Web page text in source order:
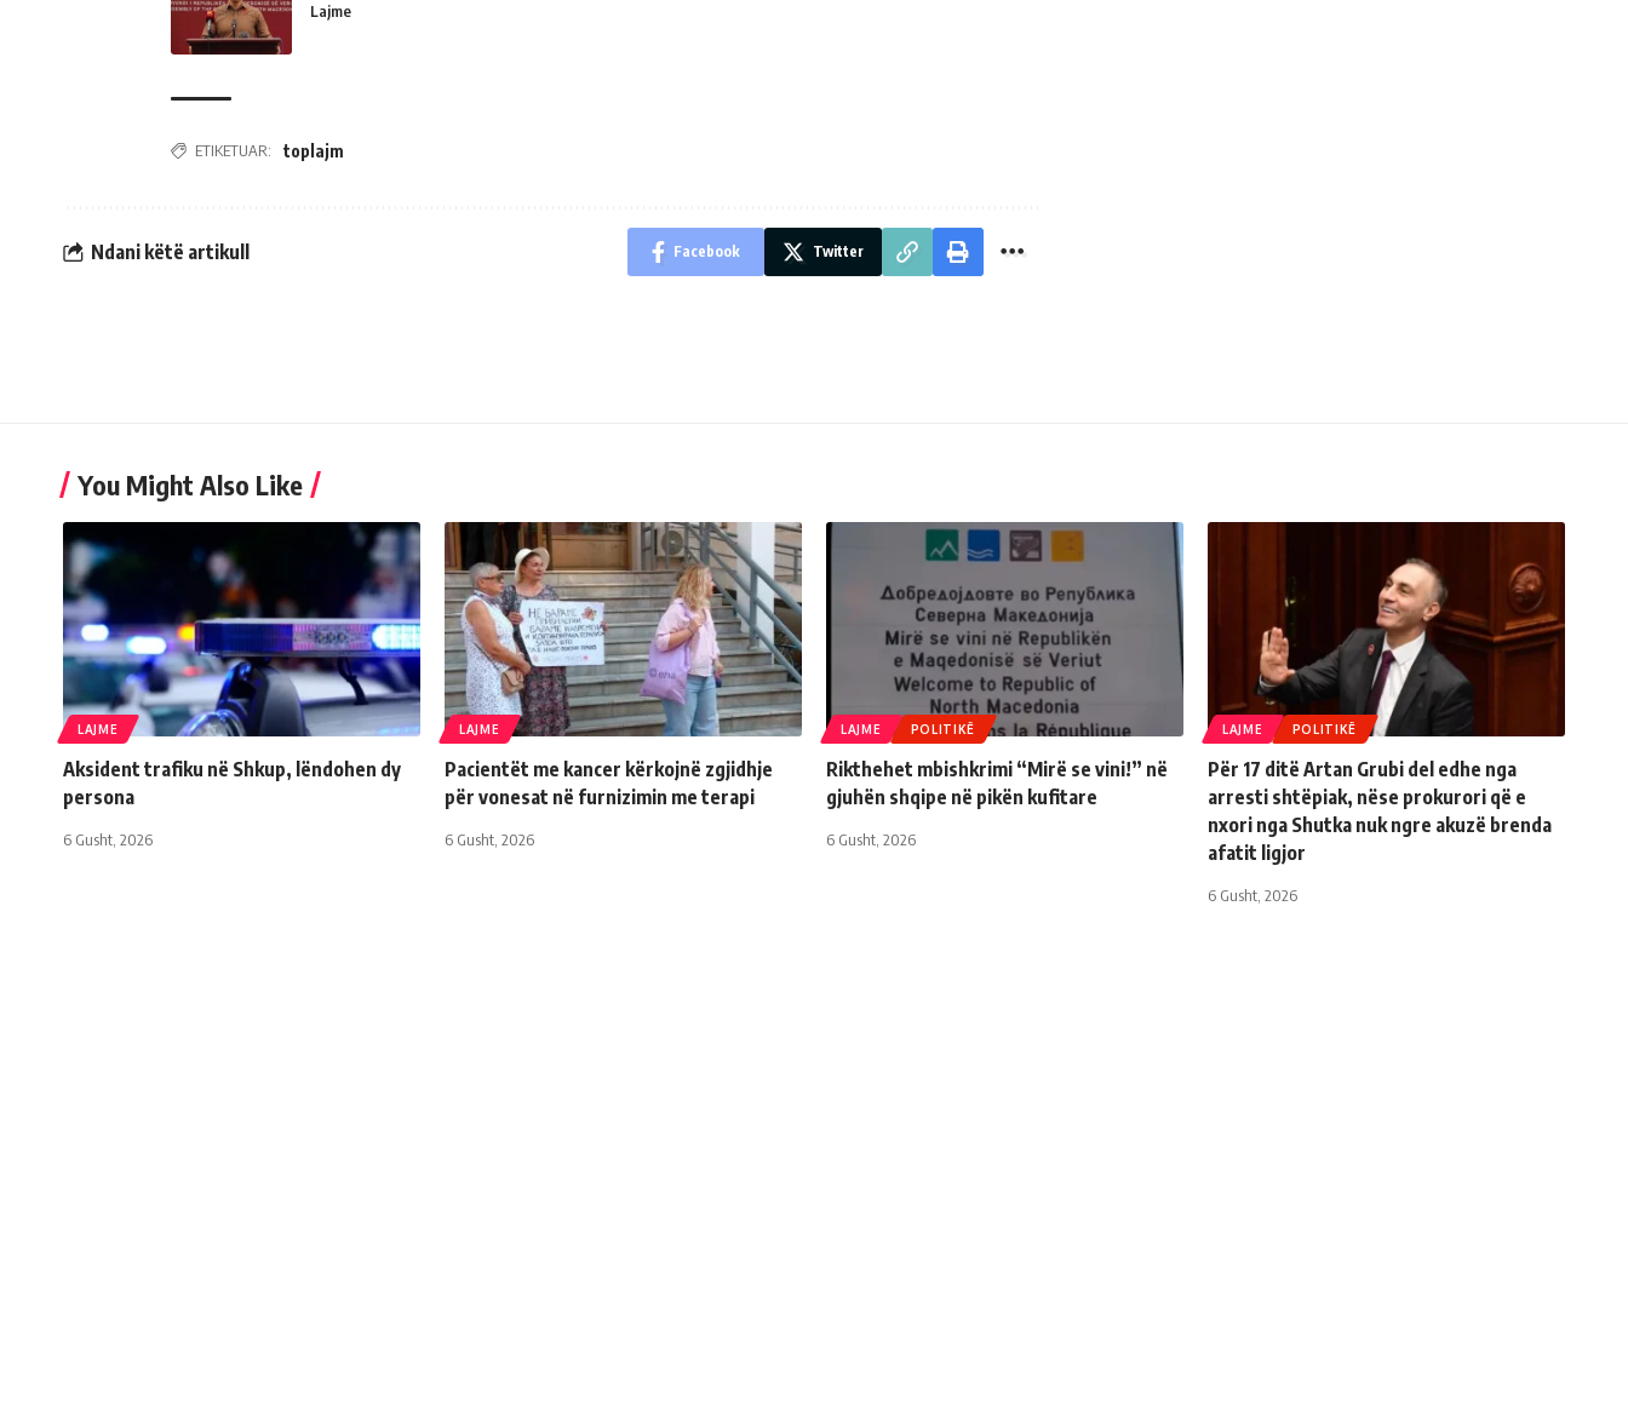
Lajme
ETIKETUAR: toplajm
Ndani këtë artikull Facebook Twitter
You Might Also Like
LAJME
Aksident trafiku në Shkup, lëndohen dy
persona
6 Gusht, 2026
LAJME
Pacientët me kancer kërkojnë zgjidhje
për vonesat në furnizimin me terapi
6 Gusht, 2026
LAJME POLITIKË
Rikthehet mbishkrimi “Mirë se vini!” në
gjuhën shqipe në pikën kufitare
6 Gusht, 2026
LAJME POLITIKË
Për 17 ditë Artan Grubi del edhe nga
arresti shtëpiak, nëse prokurori që e
nxori nga Shutka nuk ngre akuzë brenda
afatit ligjor
6 Gusht, 2026